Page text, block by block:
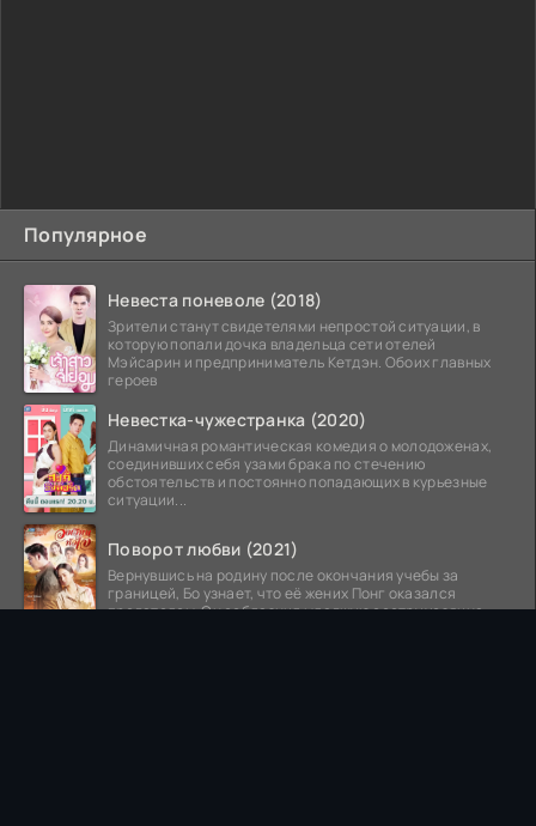
Популярное
Невеста поневоле (2018)
Зрители станут свидетелями непростой ситуации, в
которую попали дочка владельца сети отелей
Мэйсарин и предприниматель Кетдэн. Обоих главных
героев
Невестка-чужестранка (2020)
Динамичная романтическая комедия о молодоженах,
соединивших себя узами брака по стечению
обстоятельств и постоянно попадающих в курьезные
ситуации...
Поворот любви (2021)
Вернувшись на родину после окончания учебы за
границей, Бо узнает, что её жених Понг оказался
предателем. Он соблазнил младшую сестру хозяина